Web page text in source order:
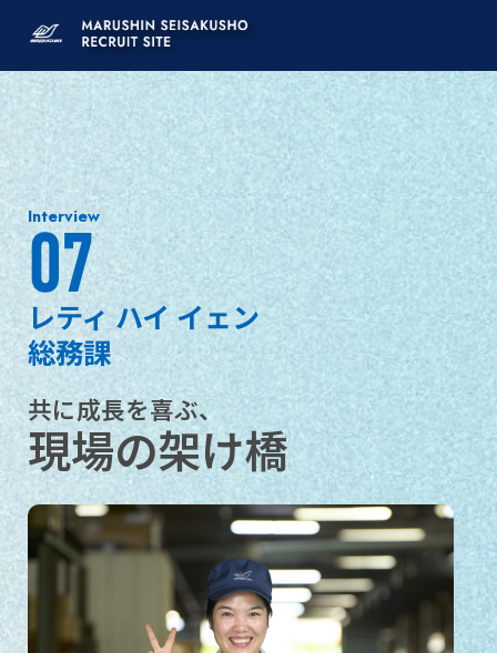
社
員
イ
ン
タ
ビ
ュ
ー
｜
レ
テ
ィ
Interview
07
レティ ハイ イェン
総務課
共に成長を喜ぶ、
現場の架け橋